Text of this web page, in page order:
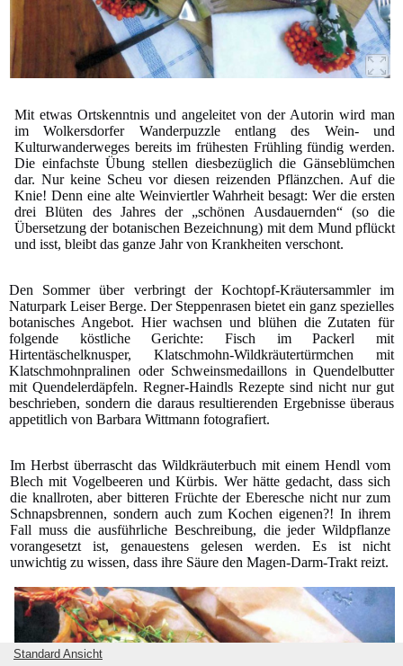
Mit etwas Ortskenntnis und angeleitet von der Autorin wird man
im Wolkersdorfer Wanderpuzzle entlang des Wein- und
Kulturwanderweges bereits im frühesten Frühling fündig werden.
Die einfachste Übung stellen diesbezüglich die Gänseblümchen
dar. Nur keine Scheu vor diesen reizenden Pflänzchen. Auf die
Knie! Denn eine alte Weinviertler Wahrheit besagt: Wer die ersten
drei Blüten des Jahres der „schönen Ausdauernden“ (so die
Übersetzung der botanischen Bezeichnung) mit dem Mund pflückt
und isst, bleibt das ganze Jahr von Krankheiten verschont.
Den Sommer über verbringt der Kochtopf-Kräutersammler im
Naturpark Leiser Berge. Der Steppenrasen bietet ein ganz spezielles
botanisches Angebot. Hier wachsen und blühen die Zutaten für
folgende köstliche Gerichte: Fisch im Packerl mit
Hirtentäschelknusper, Klatschmohn-Wildkräutertürmchen mit
Klatschmohnpralinen oder Schweinsmedaillons in Quendelbutter
mit Quendelerdäpfeln. Regner-Haindls Rezepte sind nicht nur gut
beschrieben, sondern die daraus resultierenden Ergebnisse überaus
appetitlich von Barbara Wittmann fotografiert.
Im Herbst überrascht das Wildkräuterbuch mit einem Hendl vom
Blech mit Vogelbeeren und Kürbis. Wer hätte gedacht, dass sich
die knallroten, aber bitteren Früchte der Eberesche nicht nur zum
Schnapsbrennen, sondern auch zum Kochen eigenen?! In ihrem
Fall muss die ausführliche Beschreibung, die jeder Wildpflanze
vorangesetzt ist, genauestens gelesen werden. Es ist nicht
unwichtig zu wissen, dass ihre Säure den Magen-Darm-Trakt reizt.
Standard Ansicht